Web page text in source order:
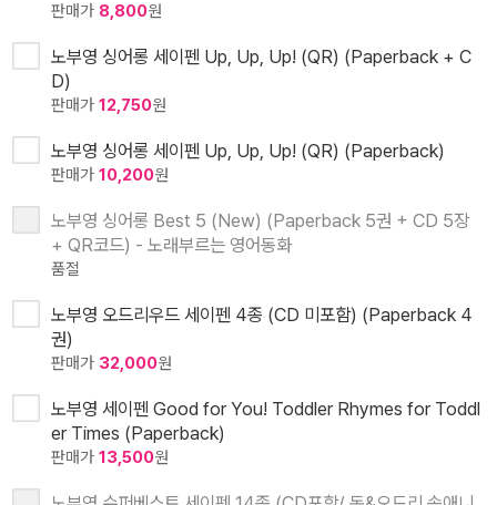
판매가 8,800원
노부영 싱어롱 세이펜 Up, Up, Up! (QR) (Paperback + C
D)
판매가 12,750원
노부영 싱어롱 세이펜 Up, Up, Up! (QR) (Paperback)
판매가 10,200원
노부영 싱어롱 Best 5 (New) (Paperback 5권 + CD 5장
+ QR코드) - 노래부르는 영어동화
품절
노부영 오드리우드 세이펜 4종 (CD 미포함) (Paperback 4
권)
판매가 32,000원
노부영 세이펜 Good for You! Toddler Rhymes for Toddl
er Times (Paperback)
판매가 13,500원